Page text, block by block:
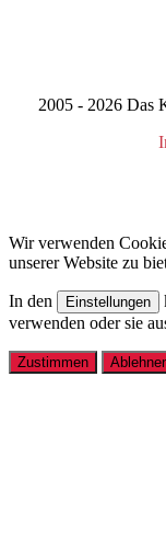
2005 - 2026 Das
Wir verwenden
unserer Website zu
In den Einstellungen
verwenden oder sie
Zustimmen